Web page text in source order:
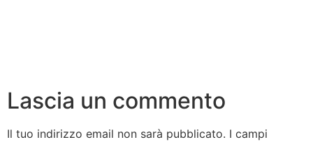
Lascia un commento
Il tuo indirizzo email non sarà pubblicato. I campi